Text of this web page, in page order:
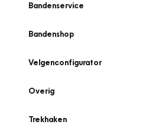
Bandenservice
Bandenshop
Velgenconfigurator
Overig
Trekhaken